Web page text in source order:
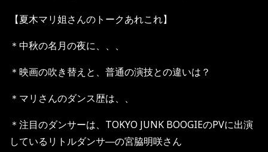
【夏木マリ姐さんのトークあれこれ】
＊中秋の名月の夜に、、、
＊映画の吹き替えと、普通の演技との違いは？
＊マリさんのダンス歴は、、
＊注目のダンサーは、TOKYO JUNK BOOGIEのPVに出演
しているリトルダンサ―の宮脇明咲さん